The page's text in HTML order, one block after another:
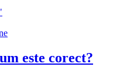
este corect?